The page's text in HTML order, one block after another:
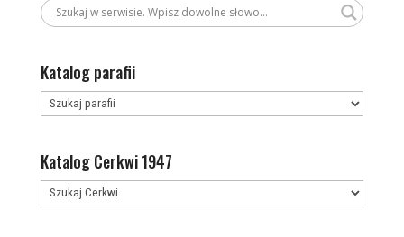
Katalog parafii
Katalog Cerkwi 1947